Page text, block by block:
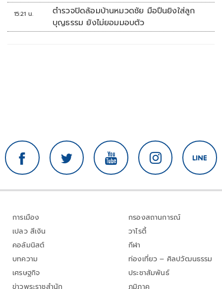
15:21 น.
ตำรวจปิดล้อมบ้านหมวดชัย มือปืนยิงใส่ลูก
บุญธรรม ยังไม่ยอมมอบตัว
การเมือง
เปลว สีเงิน
คอลัมนิสต์
บทความ
เศรษฐกิจ
กรองสถานการณ์
วาไรตี้
กีฬา
ท่องเที่ยว – ศิลปวัฒนธรรม
ประชาสัมพันธ์